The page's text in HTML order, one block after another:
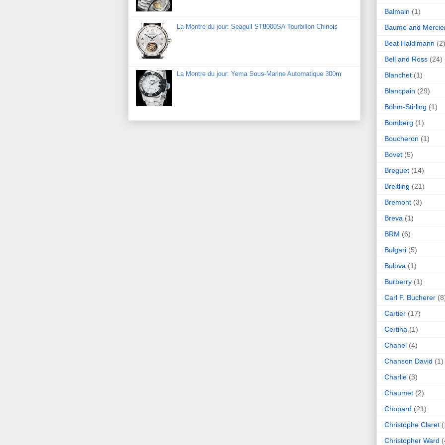
La Montre du jour: Seagull ST8000SA Tourbillon Chinois
La Montre du jour: Yema Sous-Marine Automatique 300m
Balmain (1)
Baume and
Beat Haldimann (2)
Bell and Ross (24)
Blanchet (1)
Blancpain (29)
Böhm-Stirling (1)
Bomberg (1)
Boucheron (1)
Bovet (5)
Breguet (14)
Breitling (21)
Bremont (3)
Breva (1)
BRM (6)
Bulgari (5)
Bulova (1)
Burberry (1)
Carl F. Bucherer
Cartier (17)
Certina (1)
Chanel (4)
Chanson David (1)
Charlie (3)
Chaumet (2)
Chopard (21)
Christophe Claret
Christopher Ward